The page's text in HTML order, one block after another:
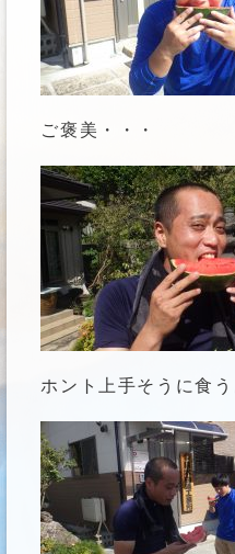
ご褒美・・・
ホント上手そうに食う